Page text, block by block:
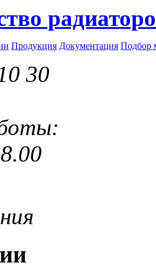
Продукция Документация Подбор
30